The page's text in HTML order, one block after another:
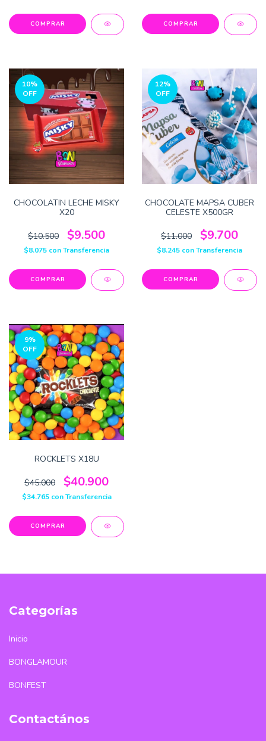
COMPRAR
10%
OFF
CHOCOLATIN LECHE MISKY
X20
$10.500 $9.500
$8.075 conTransferencia
COMPRAR
12%
OFF
CHOCOLATE MAPSA CUBER
CELESTE X500GR
$11.000 $9.700
$8.245 conTransferencia
9%
OFF
ROCKLETS X18U
$45.000 $40.900
$34.765 con Transferencia
Categorías
Inicio
BONGLAMOUR
BONFEST
Contactános